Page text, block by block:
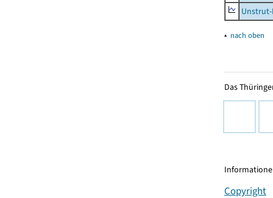
▴ nach oben
Das
Copyright